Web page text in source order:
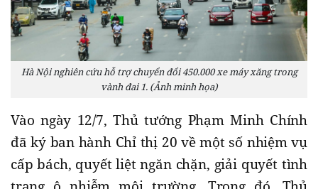
Hà Nội nghiên cứu hỗ trợ chuyển đổi 450.000 xe máy xăng trong
vành đai 1. (Ảnh minh họa)
Vào ngày 12/7, Thủ tướng Phạm Minh Chính
đã ký ban hành Chỉ thị 20 về một số nhiệm vụ
cấp bách, quyết liệt ngăn chặn, giải quyết tình